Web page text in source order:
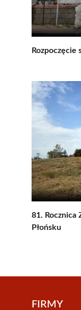
Rozpoczęcie
81. Rocznica
Płońsku
FIRMY